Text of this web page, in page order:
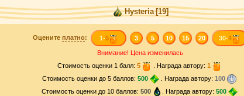
Hysteria [19]
Оцените платно: 1-5 3 5 10 15 20 30-4
Внимание! Цена изменилась
Стоимость оценки 1 балл: 5 . Награда автору: 1
Стоимость оценки до 5 баллов: 500 . Награда автору: 100
Стоимость оценки до 10 баллов: 500 . Награда автору: 500